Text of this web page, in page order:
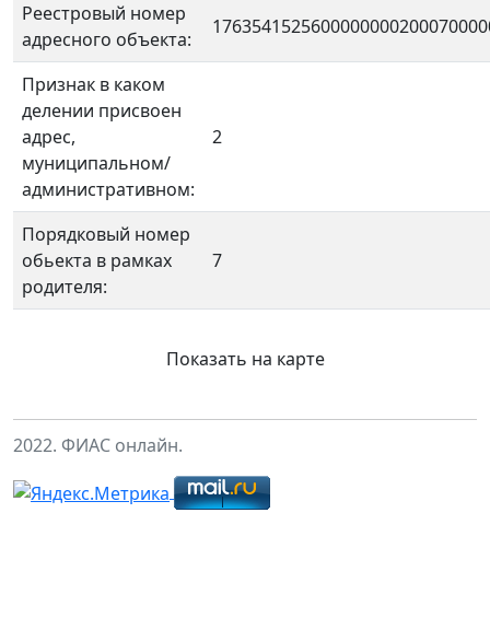
Реестровый номер
адресного объекта:
Признак в каком
делении присвоен
адрес,
муниципальном/
административном:
2
Порядковый номер
обьекта в рамках
родителя:
7
Показать на карте
2022. ФИАС онлайн.